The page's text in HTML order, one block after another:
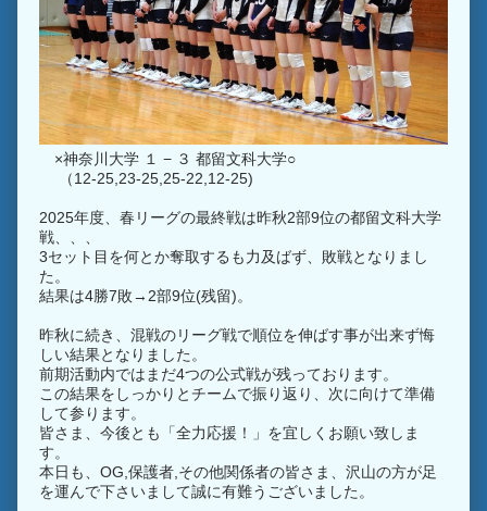
×神奈川大学 １ − ３ 都留文科大学○
（12-25,23-25,25-22,12-25)
2025年度、春リーグの最終戦は昨秋2部9位の都留文科大学
戦、、、
3セット目を何とか奪取するも力及ばず、敗戦となりまし
た。
結果は4勝7敗→2部9位(残留)。
昨秋に続き、混戦のリーグ戦で順位を伸ばす事が出来ず悔
しい結果となりました。
前期活動内ではまだ4つの公式戦が残っております。
この結果をしっかりとチームで振り返り、次に向けて準備
して参ります。
皆さま、今後とも「全力応援！」を宜しくお願い致しま
す。
本日も、OG,保護者,その他関係者の皆さま、沢山の方が足
を運んで下さいまして誠に有難うございました。